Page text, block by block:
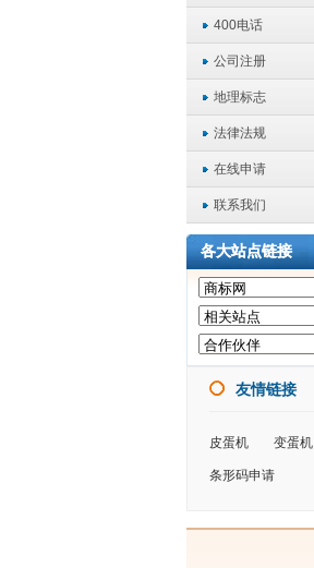
400电话
公司注册
地理标志
法律法规
在线申请
联系我们
各大站点链接
友情链接
皮蛋机 变蛋机
条形码申请